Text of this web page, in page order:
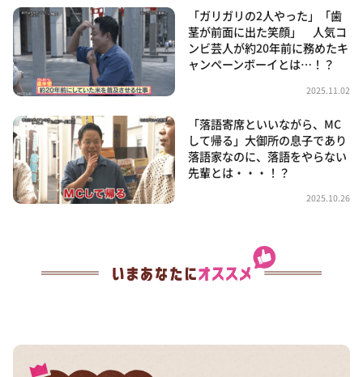
「ガリガリの2人やった」「歯
茎が前面に出た笑顔」 人気コ
ンビ芸人が約20年前に務めたキ
ャンペーンボーイとは…！？
2025.11.02
「落語寄席といいながら、MC
して帰る」大御所の息子であり
落語家なのに、落語をやらない
先輩とは・・・！？
2025.10.26